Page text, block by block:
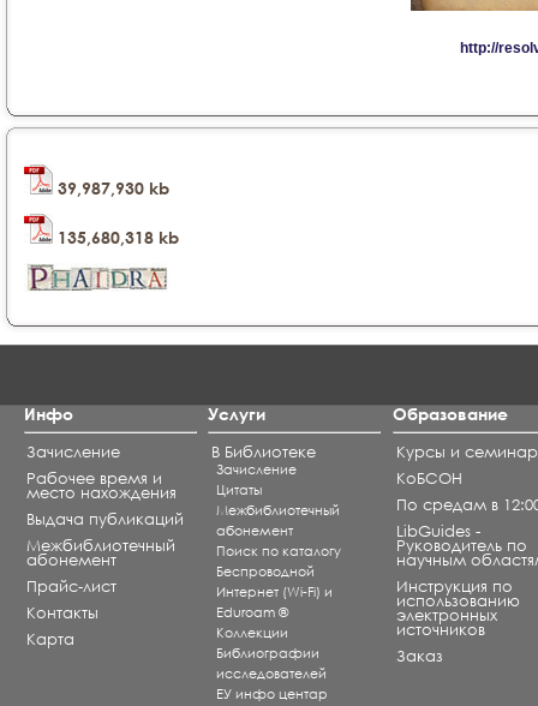
39,987,930 kb
135,680,318 kb
Инфо
Зачисление
Рабочее время и
место нахождения
Выдача публикаций
Межбиблиотечный
абонемент
Прайс-лист
Контакты
Карта
Услуги
В Библиотеке
Зачисление
Цитаты
Межбиблиотечный
абонемент
Поиск по каталогу
Беспроводной
Интернет (Wi-Fi) и
Eduroam ®
Коллекции
Библиографии
исследователей
ЕУ инфо центар
Образование
Курсы и
КоБСОН
По средам в
LibGuides -
Руководитель по
научным
Инструкция по
использованию
электронных
источников
Заказ